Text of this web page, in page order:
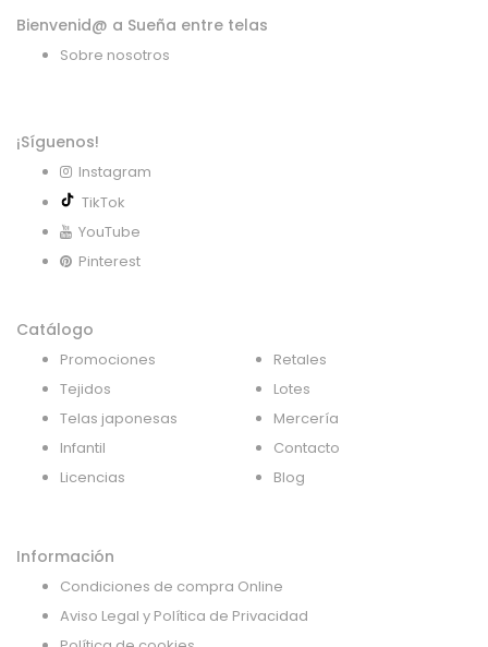
Bienvenid@ a Sueña entre telas
Sobre nosotros
¡Síguenos!
Instagram
TikTok
YouTube
Pinterest
Catálogo
Promociones
Tejidos
Telas japonesas
Infantil
Licencias
Retales
Lotes
Mercería
Contacto
Blog
Información
Condiciones de compra Online
Aviso Legal y Política de Privacidad